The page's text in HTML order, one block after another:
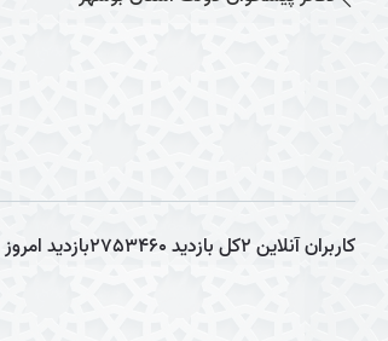
کاربران آنلاین2کل بازدید2753460بازدید امروز